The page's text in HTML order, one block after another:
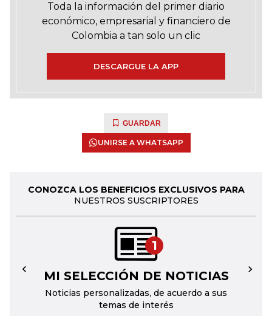
Toda la información del primer diario
económico, empresarial y financiero de
Colombia a tan solo un clic
DESCARGUE LA APP
GUARDAR
UNIRSE A WHATSAPP
CONOZCA LOS BENEFICIOS EXCLUSIVOS PARA
NUESTROS SUSCRIPTORES
1
MI SELECCIÓN DE NOTICIAS
Noticias personalizadas, de acuerdo a sus
temas de interés
← →